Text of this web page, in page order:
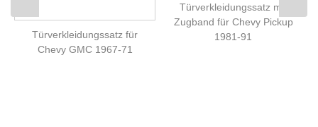
Türverkleidungssatz für
Chevy GMC 1967-71
Türverkleidungssatz mit
Zugband für Chevy Pickup
1981-91